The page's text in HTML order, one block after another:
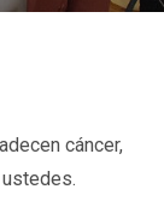
cáncer,